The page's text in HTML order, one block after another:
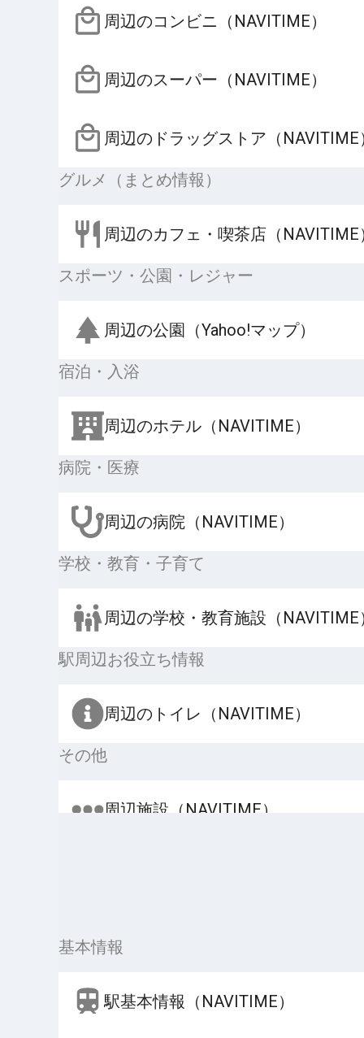
周辺のコンビニ（NAVITIME）
周辺のスーパー（NAVITIME）
周辺のドラッグストア（NAVITIME
グルメ（まとめ情報）
周辺のカフェ・喫茶店（NAVITIME
スポーツ・公園・レジャー
周辺の公園（Yahoo!マップ）
宿泊・入浴
周辺のホテル（NAVITIME）
病院・医療
周辺の病院（NAVITIME）
学校・教育・子育て
周辺の学校・教育施設（NAVITIME
駅周辺お役立ち情報
周辺のトイレ（NAVITIME）
その他
周辺施設（NAVITIME）
基本情報
駅基本情報（NAVITIME）